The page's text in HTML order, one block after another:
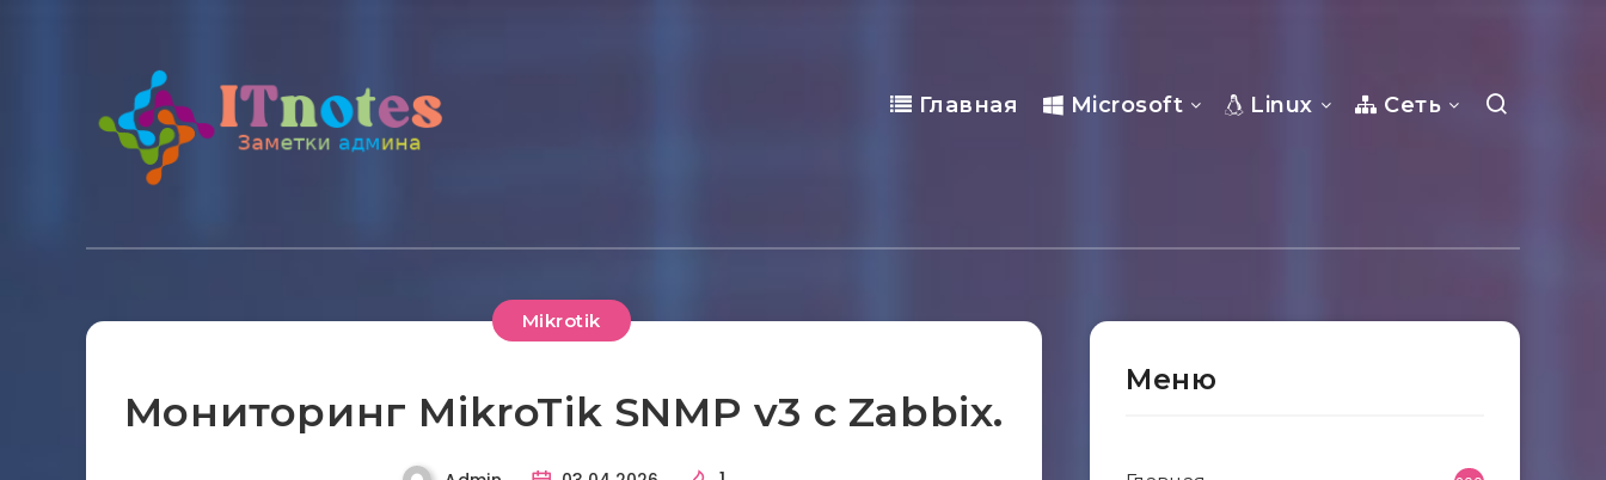
Главная Microsoft Linux Сеть
Mikrotik
Мониторинг MikroTik SNMP v3 с Zabbix.
Меню